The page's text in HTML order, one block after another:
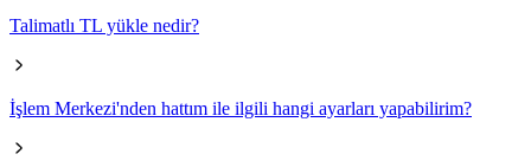
Talimatlı TL yükle nedir?
İşlem Merkezi'nden hattım ile ilgili hangi ayarları yapabilirim?